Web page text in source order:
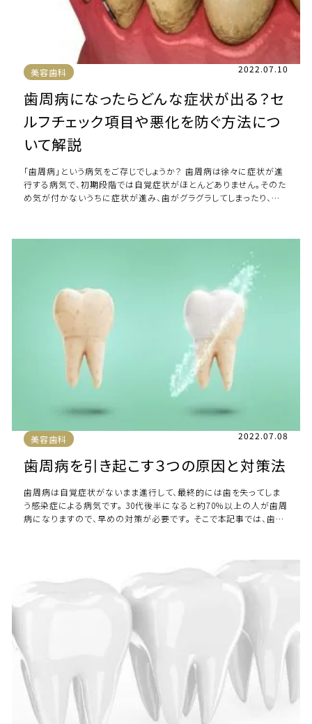
美容歯科 2022.07.10
歯周病になったらどんな症状が出る？セ
ルフチェック項目や悪化を防ぐ方法につ
いて解説
「歯周病」という病気をご存じでしょうか？ 歯周病は徐々に症状が進
行する病気で、初期段階では自覚症状がほとんどありません。そのた
め気が付かないうちに症状が進み、歯がグラグラしてしまったり、抜
美容歯科 2022.07.08
歯周病を引き起こす３つの原因と対策法
歯周病は自覚症状がないまま進行して、最終的には歯を失ってしま
う感染症による病気です。 30代後半になると約70％以上の人が歯周
病になりますので、早めの対策が必要です。 そこで本記事では、歯周